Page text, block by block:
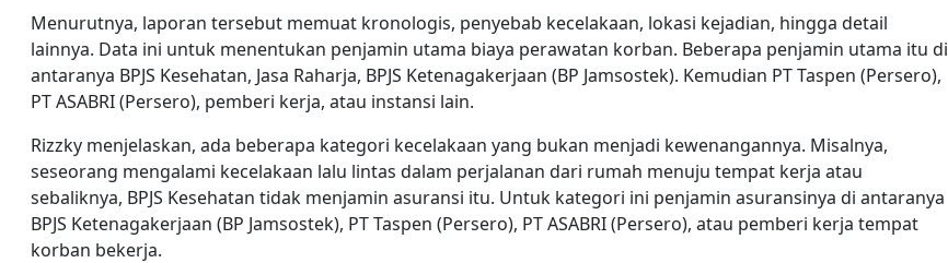
Menurutnya, laporan tersebut memuat kronologis, penyebab kecelakaan, lokasi kejadian, hingga detail
lainnya. Data ini untuk menentukan penjamin utama biaya perawatan korban. Beberapa penjamin utama itu di
antaranya BPJS Kesehatan, Jasa Raharja, BPJS Ketenagakerjaan (BP Jamsostek). Kemudian PT Taspen (Persero),
PT ASABRI (Persero), pemberi kerja, atau instansi lain.
Rizzky menjelaskan, ada beberapa kategori kecelakaan yang bukan menjadi kewenangannya. Misalnya,
seseorang mengalami kecelakaan lalu lintas dalam perjalanan dari rumah menuju tempat kerja atau
sebaliknya, BPJS Kesehatan tidak menjamin asuransi itu. Untuk kategori ini penjamin asuransinya di antaranya
BPJS Ketenagakerjaan (BP Jamsostek), PT Taspen (Persero), PT ASABRI (Persero), atau pemberi kerja tempat
korban bekerja.